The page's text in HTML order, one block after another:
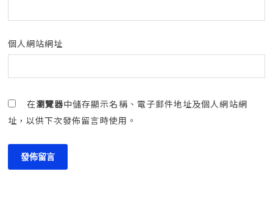
個人網站網址
在瀏覽器中儲存顯示名稱、電子郵件地址及個人網站網
址，以供下次發佈留言時使用。